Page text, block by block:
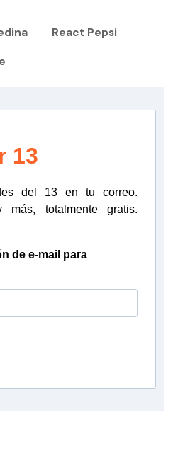
React Pepsi
13
del 13 en tu correo.
más, totalmente gratis.
de e-mail para